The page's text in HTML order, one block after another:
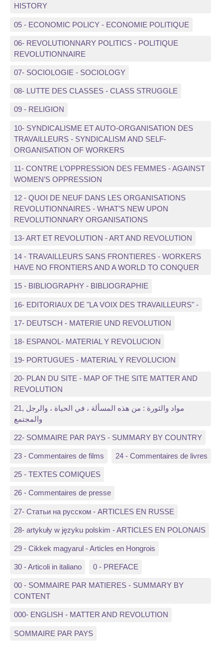
HISTORY
05 - ECONOMIC POLICY - ECONOMIE POLITIQUE
06- REVOLUTIONNARY POLITICS - POLITIQUE
REVOLUTIONNAIRE
07- SOCIOLOGIE - SOCIOLOGY
08- LUTTE DES CLASSES - CLASS STRUGGLE
09 - RELIGION
10- SYNDICALISME ET AUTO-ORGANISATION DES
TRAVAILLEURS - SYNDICALISM AND SELF-
ORGANISATION OF WORKERS
11- CONTRE L’OPPRESSION DES FEMMES - AGAINST
WOMEN’S OPPRESSION
12 - QUOI DE NEUF DANS LES ORGANISATIONS
REVOLUTIONNAIRES - WHAT’S NEW UPON
REVOLUTIONNARY ORGANISATIONS
13- ART ET REVOLUTION - ART AND REVOLUTION
14 - TRAVAILLEURS SANS FRONTIERES - WORKERS
HAVE NO FRONTIERS AND A WORLD TO CONQUER
15 - BIBLIOGRAPHY - BIBLIOGRAPHIE
16- EDITORIAUX DE "LA VOIX DES TRAVAILLEURS" -
17- DEUTSCH - MATERIE UND REVOLUTION
18- ESPANOL- MATERIAL Y REVOLUCION
19- PORTUGUES - MATERIAL Y REVOLUCION
20- PLAN DU SITE - MAP OF THE SITE MATTER AND
REVOLUTION
21, مواد والثورة : من هذه المسألة ، في الحياة ، والرجل
والمجتمع
22- SOMMAIRE PAR PAYS - SUMMARY BY COUNTRY
23 - Commentaires de films 24 - Commentaires de livres
25 - TEXTES COMIQUES
26 - Commentaires de presse
27- Статьи на русском - ARTICLES EN RUSSE
28- artykuły w języku polskim - ARTICLES EN POLONAIS
29 - Cikkek magyarul - Articles en Hongrois
30 - Articoli in italiano 0 - PREFACE
00 - SOMMAIRE PAR MATIERES - SUMMARY BY
CONTENT
000- ENGLISH - MATTER AND REVOLUTION
SOMMAIRE PAR PAYS